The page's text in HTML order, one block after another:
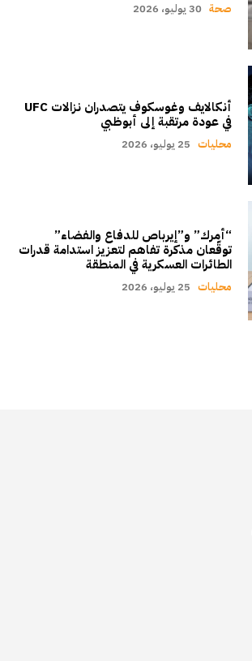
صحة 30 يوليو، 2026
أنكالايف وغوسكوف يتصدران نزالات UFC
في عودة مرتقبة إلى أبوظبي
محليات 25 يوليو، 2026
“أمرك” و”إيرباص للدفاع والفضاء”
توقّعان مذكرة تفاهم لتعزيز استدامة قدرات
الطائرات العسكرية في المنطقة
محليات 25 يوليو، 2026